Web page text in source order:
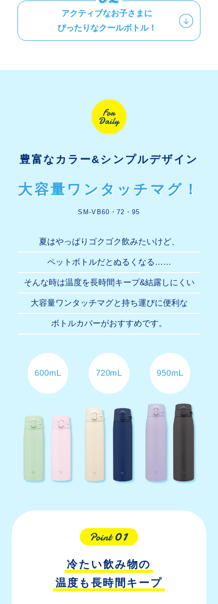
アクティブなお子さまに
ぴったりなクールボトル！
豊富なカラー&シンプルデザイン
大容量ワンタッチマグ！
SM-VB60・72・95
夏はやっぱりゴクゴク飲みたいけど、
ペットボトルだとぬるくなる……
そんな時は温度を長時間キープ&結露しにくい
大容量ワンタッチマグと持ち運びに便利な
ボトルカバーがおすすめです。
600mL 720mL 950mL
冷たい飲み物の
温度も長時間キープ